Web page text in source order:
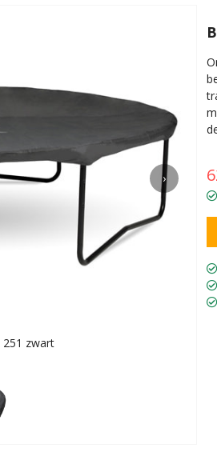
›
251 zwart